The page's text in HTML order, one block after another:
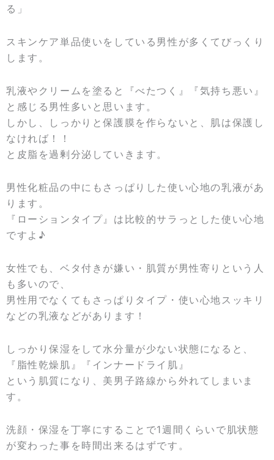
る」
スキンケア単品使いをしている男性が多くてびっくり
します。
乳液やクリームを塗ると『べたつく』『気持ち悪い』
と感じる男性多いと思います。
しかし、しっかりと保護膜を作らないと、肌は保護し
なければ！！
と皮脂を過剰分泌していきます。
男性化粧品の中にもさっぱりした使い心地の乳液があ
ります。
『ローションタイプ』は比較的サラっとした使い心地
ですよ♪
女性でも、ベタ付きが嫌い・肌質が男性寄りという人
も多いので、
男性用でなくてもさっぱりタイプ・使い心地スッキリ
などの乳液などがあります！
しっかり保湿をして水分量が少ない状態になると、
『脂性乾燥肌』『インナードライ肌』
という肌質になり、美男子路線から外れてしまいま
す。
洗顔・保湿を丁寧にすることで1週間くらいで肌状態
が変わった事を時間出来るはずです。